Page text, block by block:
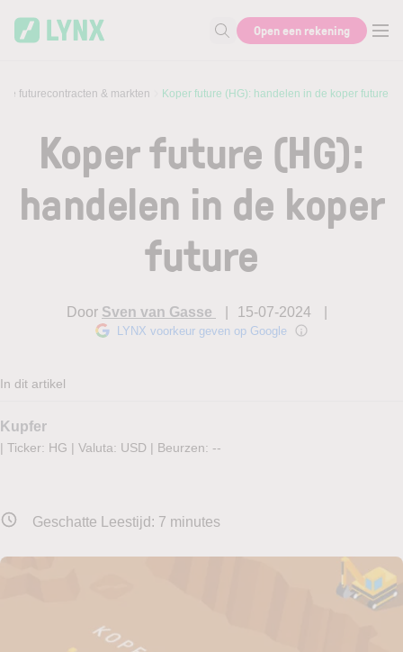
Zoek naar informatie
Open een rekening
futurecontracten & markten Koper future (HG): handelen in de koper future
Koper future (HG):
handelen in de koper
future
Door Sven van Gasse 15-07-2024
LYNX voorkeur geven op Google
In dit artikel
Kupfer
| Ticker: HG | Valuta: USD | Beurzen: --
Geschatte Leestijd: 7 minutes